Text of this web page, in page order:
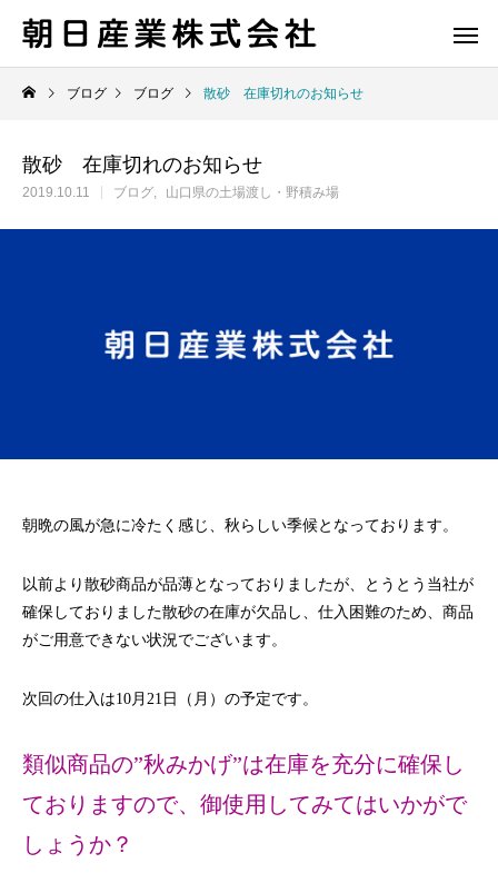
ブログ ブログ 散砂 在庫切れのお知らせ
散砂 在庫切れのお知らせ
2019.10.11 ブログ 山口県の土場渡し・野積み場
朝晩の風が急に冷たく感じ、秋らしい季候となっております。
以前より散砂商品が品薄となっておりましたが、とうとう当社が
確保しておりました散砂の在庫が欠品し、仕入困難のため、商品
がご用意できない状況でございます。
次回の仕入は10月21日（月）の予定です。
類似商品の”秋みかげ”は在庫を充分に確保し
ておりますので、御使用してみてはいかがで
しょうか？